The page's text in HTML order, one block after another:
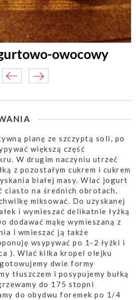
owocowy
pianę ze szczyptą soli, po
większą część
W drugim naczyniu utrzeć
z pozostałym cukrem i cukrem
białej masy. Wlać jogurt
ciasto na średnich obrotach,
miksować. Do uzyskanej
i wymieszać delikatnie łyżką
dodawać mąkę wymieszaną z
i wmieszać ją także
wsypywać po 1-2 łyżki i
). Wlać kilka kropel olejku
dwie formy
tłuszczem i posypujemy bułką
do 175 stopni
do obydwu foremek po 1/4